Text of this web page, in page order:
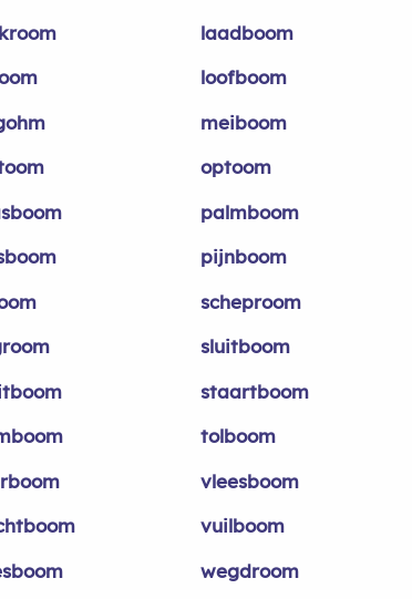
laadboom
loofboom
meiboom
optoom
palmboom
pijnboom
scheproom
sluitboom
staartboom
tolboom
vleesboom
vuilboom
wegdroom